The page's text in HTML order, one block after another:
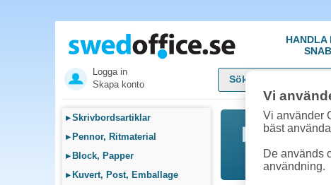
HANDLA
Logga in
Skapa konto
▸Skrivbordsartiklar
▸ Pennor, Ritmaterial
▸ Block, Papper
▸ Kuvert, Post, Emballage
Vi
Vi använder
bäst
De används
användning.